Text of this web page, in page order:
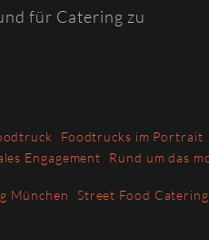
für Catering zu
Foodtrucks im Portrait
Engagement Rund um das
München Street Food Catering